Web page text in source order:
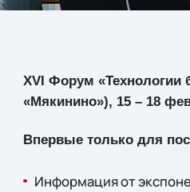
XVI Форум «Технологии
«Мякинино»), 15 – 18
Впервые только для
Информация от